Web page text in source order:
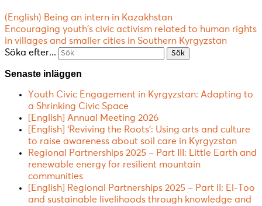
(English) Being an intern in Kazakhstan
Encouraging youth’s civic activism related to human rights
in villages and smaller cities in Southern Kyrgyzstan
Söka efter...
Senaste inläggen
Youth Civic Engagement in Kyrgyzstan: Adapting to
a Shrinking Civic Space
[English] Annual Meeting 2026
[English] ‘Reviving the Roots’: Using arts and culture
to raise awareness about soil care in Kyrgyzstan
Regional Partnerships 2025 – Part III: Little Earth and
renewable energy for resilient mountain
communities
[English] Regional Partnerships 2025 – Part II: El-Too
and sustainable livelihoods through knowledge and